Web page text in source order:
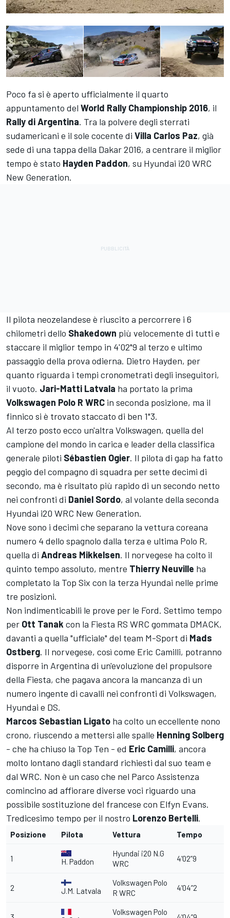
Poco fa si è aperto ufficialmente il quarto
appuntamento del World Rally Championship 2016, il
Rally di Argentina. Tra la polvere degli sterrati
sudamericani e il sole cocente di Villa Carlos Paz, già
sede di una tappa della Dakar 2016, a centrare il miglior
tempo è stato Hayden Paddon, su Hyundai i20 WRC
New Generation.
Il pilota neozelandese è riuscito a percorrere i 6
chilometri dello Shakedown più velocemente di tutti e
staccare il miglior tempo in 4'02"9 al terzo e ultimo
passaggio della prova odierna. Dietro Hayden, per
quanto riguarda i tempi cronometrati degli inseguitori,
il vuoto. Jari-Matti Latvala ha portato la prima
Volkswagen Polo R WRC in seconda posizione, ma il
finnico si è trovato staccato di ben 1"3.
Al terzo posto ecco un'altra Volkswagen, quella del
campione del mondo in carica e leader della classifica
generale piloti Sébastien Ogier. Il pilota di gap ha fatto
peggio del compagno di squadra per sette decimi di
secondo, ma è risultato più rapido di un secondo netto
nei confronti di Daniel Sordo, al volante della seconda
Hyundai i20 WRC New Generation.
Nove sono i decimi che separano la vettura coreana
numero 4 dello spagnolo dalla terza e ultima Polo R,
quella di Andreas Mikkelsen. Il norvegese ha colto il
quinto tempo assoluto, mentre Thierry Neuville ha
completato la Top Six con la terza Hyundai nelle prime
tre posizioni.
Non indimenticabili le prove per le Ford. Settimo tempo
per Ott Tanak con la Fiesta RS WRC gommata DMACK,
davanti a quella "ufficiale" del team M-Sport di Mads
Ostberg. Il norvegese, così come Eric Camilli, potranno
disporre in Argentina di un'evoluzione del propulsore
della Fiesta, che pagava ancora la mancanza di un
numero ingente di cavalli nei confronti di Volkswagen,
Hyundai e DS.
Marcos Sebastian Ligato ha colto un eccellente nono
crono, riuscendo a mettersi alle spalle Henning Solberg
- che ha chiuso la Top Ten - ed Eric Camilli, ancora
molto lontano dagli standard richiesti dal suo team e
dal WRC. Non è un caso che nel Parco Assistenza
comincino ad affiorare diverse voci riguardo una
possibile sostituzione del francese con Elfyn Evans.
Tredicesimo tempo per il nostro Lorenzo Bertelli.
Posizione Pilota Vettura Tempo
1 H. Paddon
Hyundai i20 N.G
WRC
4'02”9
2 J.M. Latvala
Volkswagen Polo
R WRC
4'04”2
Volkswagen Polo